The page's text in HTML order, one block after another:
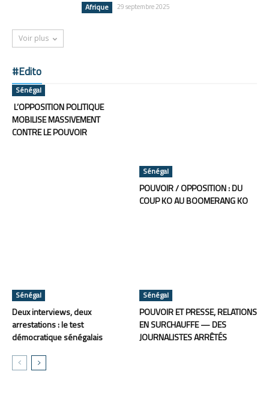
Afrique 29 septembre 2025
Voir plus
#Edito
Sénégal
L’OPPOSITION POLITIQUE
MOBILISE MASSIVEMENT
CONTRE LE POUVOIR
Sénégal
POUVOIR / OPPOSITION : DU
COUP KO AU BOOMERANG KO
Sénégal
Deux interviews, deux
arrestations : le test
démocratique sénégalais
Sénégal
POUVOIR ET PRESSE, RELATIONS
EN SURCHAUFFE — DES
JOURNALISTES ARRÊTÉS